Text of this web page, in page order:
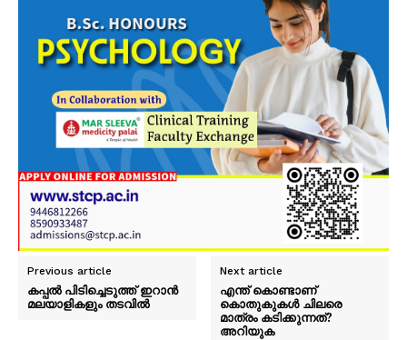
Previous article
കപ്പൽ പിടിച്ചെടുത്ത് ഇറാൻ
മലയാളികളും തടവിൽ
Next article
എന്ത് കൊണ്ടാണ്
കൊതുകുകൾ ചിലരെ
മാത്രം കടിക്കുന്നത്?
അറിയുക